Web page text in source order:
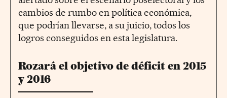
cambios de rumbo en política económica,
que podrían llevarse, a su juicio, todos los
logros conseguidos en esta legislatura.
Rozará el objetivo de déficit en 2015
y 2016